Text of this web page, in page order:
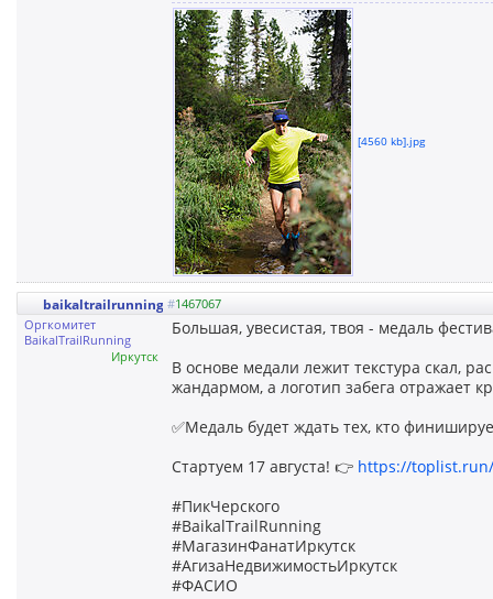
[4560 kb].jpg
baikaltrailrunning #1467067
Оргкомитет
BaikalTrailRunning
Иркутск
Большая, увесистая, твоя - медаль
В основе медали лежит текстура скал,
жандармом, а логотип забега отражает
✅Медаль будет ждать тех, кто
Стартуем 17 августа! 👉 https://
#ПикЧерского
#BaikalTrailRunning
#МагазинФанатИркутск
#АгизаНедвижимостьИркутск
#ФАСИО